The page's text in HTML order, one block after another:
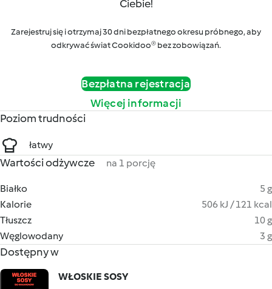
Ciebie!
Zarejestruj się i otrzymaj 30 dni bezpłatnego okresu próbnego, aby
odkrywać świat Cookidoo® bez zobowiązań.
Bezpłatna rejestracja
Więcej informacji
Poziom trudności
łatwy
Wartości odżywcze na 1 porcję
Białko
5 g
Kalorie
506 kJ / 121 kcal
Tłuszcz
10 g
Węglowodany
3 g
Dostępny w
WŁOSKIE SOSY